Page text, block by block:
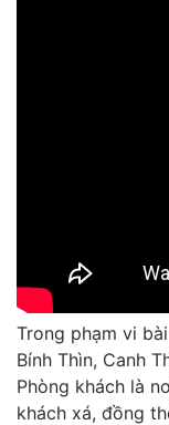
Trong phạm vi
Bính Thìn, Canh
Phòng khách là
khách xá, đồng